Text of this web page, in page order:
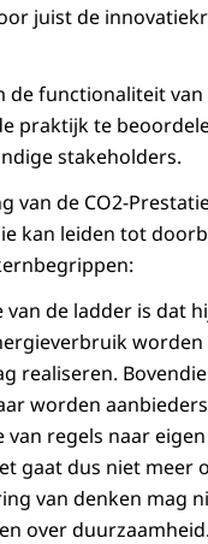
juist de
functionaliteit
praktijk te
stakeholders.
van de CO2-
kan leiden tot
de ladder is dat
realiseren.
worden
regels naar
gaat dus niet meer
van denken mag
over duurzaamheid.